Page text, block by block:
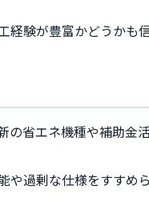
験が豊富かどうかも
省エネ機種や補助金
や過剰な仕様をすす